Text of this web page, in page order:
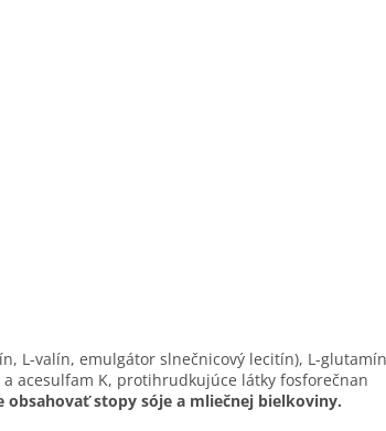
L-valín, emulgátor slnečnicový lecitín), L-
acesulfam K, protihrudkujúce látky fosforečnan
obsahovať stopy sóje a mliečnej bielkoviny.